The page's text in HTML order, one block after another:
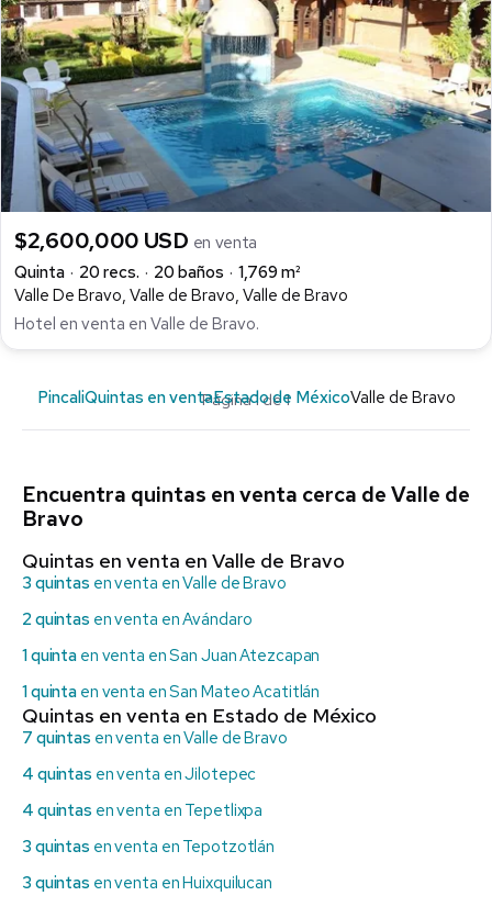
$2,600,000 USD en venta
Quinta
20 recs. 20 baños
1,769 m²
Valle De Bravo, Valle de Bravo, Valle de Bravo
Hotel en venta en Valle de Bravo.
Página 1 de 1
PincaliQuintas en ventaEstado de MéxicoValle de Bravo
Encuentra quintas en venta cerca de Valle de
Bravo
Quintas en venta en Valle de Bravo
3 quintas en venta en Valle de Bravo
2 quintas en venta en Avándaro
1 quinta en venta en San Juan Atezcapan
1 quinta en venta en San Mateo Acatitlán
Quintas en venta en Estado de México
7 quintas en venta en Valle de Bravo
4 quintas en venta en Jilotepec
4 quintas en venta en Tepetlixpa
3 quintas en venta en Tepotzotlán
3 quintas en venta en Huixquilucan